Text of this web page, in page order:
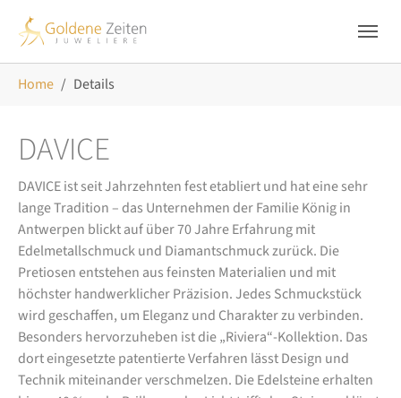
Home Details
DAVICE
DAVICE ist seit Jahrzehnten fest etabliert und hat eine sehr
lange Tradition – das Unternehmen der Familie König in
Antwerpen blickt auf über 70 Jahre Erfahrung mit
Edelmetallschmuck und Diamantschmuck zurück. Die
Pretiosen entstehen aus feinsten Materialien und mit
höchster handwerklicher Präzision. Jedes Schmuckstück
wird geschaffen, um Eleganz und Charakter zu verbinden.
Besonders hervorzuheben ist die „Riviera“-Kollektion. Das
dort eingesetzte patentierte Verfahren lässt Design und
Technik miteinander verschmelzen. Die Edelsteine erhalten